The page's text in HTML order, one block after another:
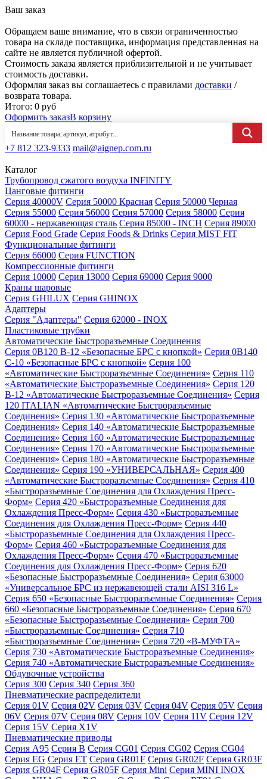
Ваш заказ
Обращаем ваше внимание, что в связи ограниченностью
товара на складе поставщика, информация представленная на
сайте не является публичной офертой.
Стоимость заказа является приблизительной и не учитывает
стоимость доставки.
Оформляя заказ вы соглашаетесь с правилами доставки /
возврата товара.
Итого: 0 руб
Оформить заказВ корзину
+7 812 323-9333 mail@aignep.com.ru
Каталог
Трубопровод сжатого воздуха INFINITY
Цанговые фитинги
Серия 40000V Серия 50000 Красная Серия 50000 Черная
Серия 55000 Серия 56000 Серия 57000 Серия 58000 Серия
60000 - нержавеющая сталь Серия 85000 - INCH Серия 89000
Серия Food Grade Серия Foods & Drinks Серия MIST FIT
Функциональные фитинги
Серия 66000 Серия FUNCTION
Компрессионные фитинги
Серия 10000 Серия 13000 Серия 69000 Серия 9000
Краны шаровые
Серия GHILUX Серия GHINOX
Адаптеры
Серия "Адаптеры" Серия 62000 - INOX
Пластиковые трубки
Автоматические Быстроразъемные Соединения
Серия 0B120 B-12 «Безопасные БРС с кнопкой» Серия 0B140
C-10 «Безопасные БРС с кнопкой» Серия 100
«Автоматические Быстроразъемные Соединения» Серия 110
«Автоматические Быстроразъемные Соединения» Серия 120
B-12 «Автоматические Быстроразъемные Соединения» Серия
120 ITALIAN «Автоматические Быстроразъемные
Соединения» Серия 130 «Автоматические Быстроразъемные
Соединения» Серия 140 «Автоматические Быстроразъемные
Соединения» Серия 160 «Автоматические Быстроразъемные
Соединения» Серия 170 «Автоматические Быстроразъемные
Соединения» Серия 180 «Автоматические Быстроразъемные
Соединения» Серия 190 «УНИВЕРСАЛЬНАЯ» Серия 400
«Автоматические Быстроразъемные Соединения» Серия 410
«Быстроразъемные Соединения для Охлаждения Пресс-
Форм» Серия 420 «Быстроразъемные Соединения для
Охлаждения Пресс-Форм» Серия 430 «Быстроразъемные
Соединения для Охлаждения Пресс-Форм» Серия 440
«Быстроразъемные Соединения для Охлаждения Пресс-
Форм» Серия 460 «Быстроразъемные Соединения для
Охлаждения Пресс-Форм» Серия 470 «Быстроразъемные
Соединения для Охлаждения Пресс-Форм» Серия 620
«Безопасные Быстроразъемные Соединения» Серия 63000
«Универсальное БРС из нержавеющей стали AISI 316 L»
Серия 650 «Безопасные Быстроразъемные Соединения» Серия
660 «Безопасные Быстроразъемные Соединения» Серия 670
«Безопасные Быстроразъемные Соединения» Серия 700
«Быстроразъемные Соединения» Серия 710
«Быстроразъемные Соединения» Серия 720 «B-МУФТА»
Серия 730 «Автоматические Быстроразъемные Соединения»
Серия 740 «Автоматические Быстроразъемные Соединения»
Обдувочные устройства
Серия 300 Серия 340 Серия 360
Пневматические распределители
Серия 01V Серия 02V Серия 03V Серия 04V Серия 05V Серия
06V Серия 07V Серия 08V Серия 10V Серия 11V Серия 12V
Серия 15V Серия X1V
Пневматические приводы
Серия A95 Серия B Серия CG01 Серия CG02 Серия CG04
Серия EG Серия ET Серия GR01F Серия GR02F Серия GR03F
Серия GR04F Серия GR05F Серия Mini Серия MINI INOX